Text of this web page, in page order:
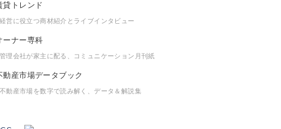
営に役立つ商材紹介とライブインタビュー
理会社が家主に配る、コミュニケーション月刊紙
動産市場を数字で読み解く、データ＆解説集